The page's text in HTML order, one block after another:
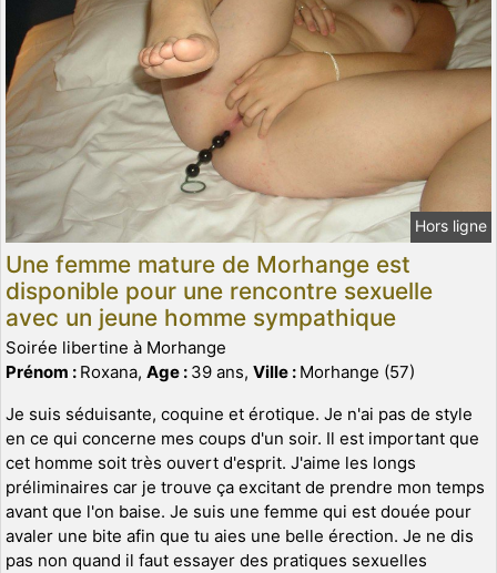
Hors ligne
Une femme mature de Morhange est
disponible pour une rencontre sexuelle
avec un jeune homme sympathique
Soirée libertine à Morhange
Prénom : Roxana, Age : 39 ans, Ville : Morhange (57)
Je suis séduisante, coquine et érotique. Je n'ai pas de style
en ce qui concerne mes coups d'un soir. Il est important que
cet homme soit très ouvert d'esprit. J'aime les longs
préliminaires car je trouve ça excitant de prendre mon temps
avant que l'on baise. Je suis une femme qui est douée pour
avaler une bite afin que tu aies une belle érection. Je ne dis
pas non quand il faut essayer des pratiques sexuelles